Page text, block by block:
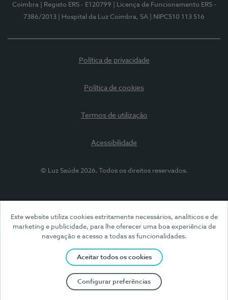
Este website utiliza cookies estritamente necessários, analíticos e de
marketing e publicidade, para lhe oferecer uma boa experiência de
navegação e acesso a todas as funcionalidades.
Aceitar todos os cookies
Configurar preferências
Coimbra
| Registo ERS - E120799
| Licença de Funcionamento ERS -
7386/2013
| Hospital da Luz Coimbra, SA | NIPC510 113 516
Política de privacidade
Política de cookies
Termos de utilização
Acessibilidade
© Luz Saúde 2026. Todos os direitos reservados.